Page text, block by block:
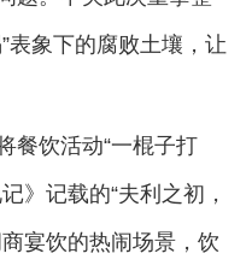
表象下的腐败土壤，让
餐饮活动“一棍子打
》记载的“夫利之初，
宴饮的热闹场景，饮